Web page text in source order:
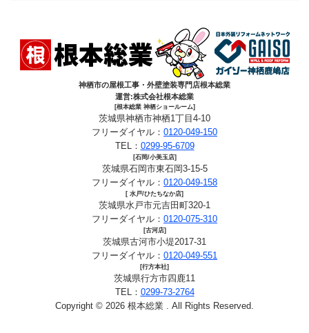
神栖市の屋根工事・外壁塗装専門店根本総業
運営:株式会社根本総業
[根本総業 神栖ショールーム]
茨城県神栖市神栖1丁目4-10
フリーダイヤル： 0120-049-150
TEL： 0299-95-6709
[石岡/小美玉店]
茨城県石岡市東石岡3-15-5
フリーダイヤル： 0120-049-158
[ 水戸/ひたちなか店]
茨城県水戸市元吉田町320-1
フリーダイヤル： 0120-075-310
[古河店]
茨城県古河市小堤2017-31
フリーダイヤル： 0120-049-551
[行方本社]
茨城県行方市四鹿11
TEL： 0299-73-2764
Copyright © 2026 根本総業 . All Rights Reserved.